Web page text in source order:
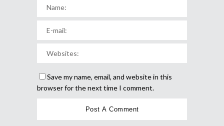
Save my name, email, and website in this
browser for the next time I comment.